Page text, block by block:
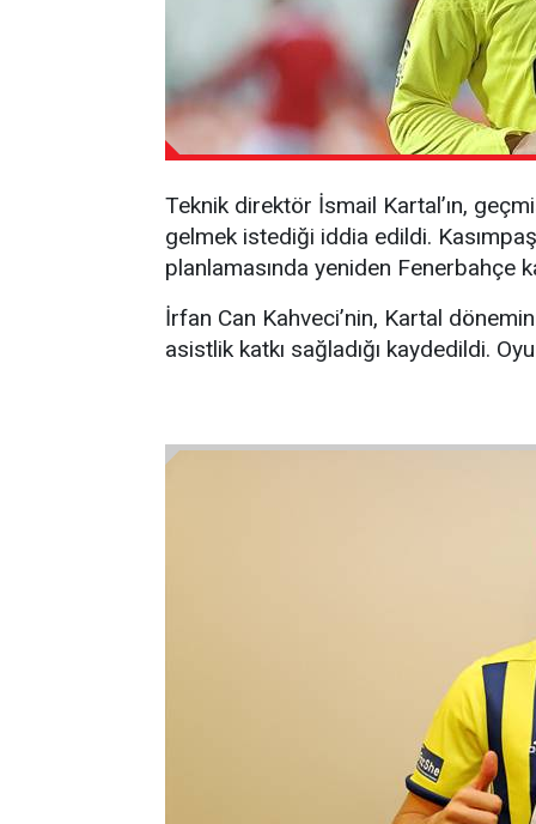
Teknik direktör İsmail Kartal’ın,
gelmek istediği iddia edildi.
planlamasında yeniden
İrfan Can Kahveci’nin, Kartal
asistlik katkı sağladığı kaydedildi.